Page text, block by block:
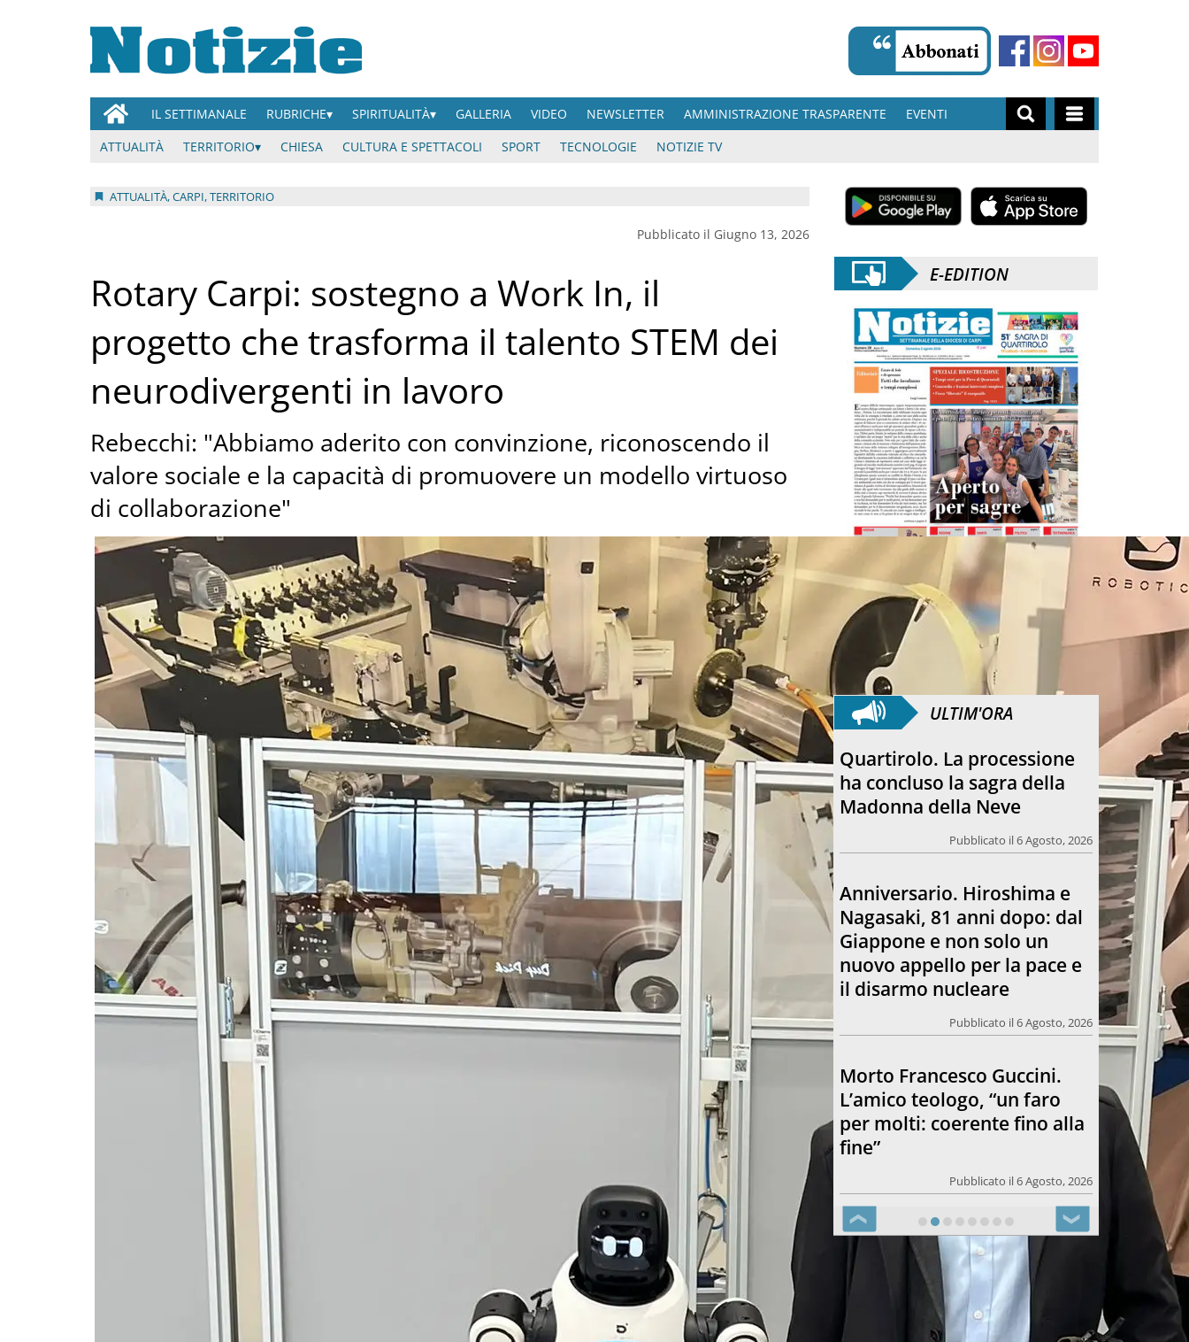
IL SETTIMANALE RUBRICHE SPIRITUALITÀ GALLERIA VIDEO NEWSLETTER AMMINISTRAZIONE TRASPARENTE
EVENTI
ATTUALITÀ
TERRITORIO CHIESA CULTURA E SPETTACOLI SPORT TECNOLOGIE NOTIZIE TV
ATTUALITÀ, CARPI, TERRITORIO
Pubblicato il Giugno 13, 2026
Rotary Carpi: sostegno a Work In, il
progetto che trasforma il talento STEM dei
neurodivergenti in lavoro
Rebecchi: "Abbiamo aderito con convinzione, riconoscendo il
valore sociale e la capacità di promuovere un modello virtuoso
di collaborazione"
E-EDITION
ULTIM'ORA
Anniversario. Hiroshima e
Nagasaki, 81 anni dopo: dal
Giappone e non solo un
nuovo appello per la pace e
il disarmo nucleare
Pubblicato il 6 Agosto, 2026
Morto Francesco Guccini.
L’amico teologo, “un faro
per molti: coerente fino alla
Chiesa. Un abbraccio verso il
futuro, la grande festa del
Papa e dei giovani ad Assisi
Pubblicato il 6 Agosto, 2026
❮ ❯
Notizie Carpi